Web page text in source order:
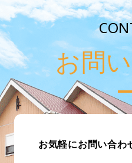
お問
お気軽にお問い合わ